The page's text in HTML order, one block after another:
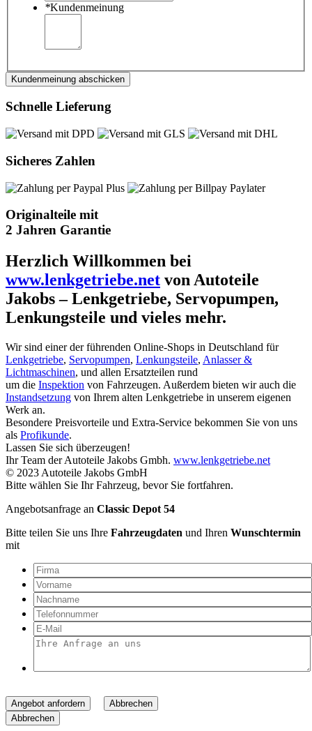
*Kundenmeinung
Kundenmeinung abschicken
Schnelle Lieferung
Sicheres Zahlen
Originalteile mit
2 Jahren Garantie
Herzlich Willkommen bei
www.lenkgetriebe.net von Autoteile
Jakobs – Lenkgetriebe, Servopumpen,
Lenkungsteile und vieles mehr.
Wir sind einer der führenden Online-Shops in Deutschland für
Lenkgetriebe, Servopumpen, Lenkungsteile, Anlasser &
Lichtmaschinen, und allen Ersatzteilen rund
um die Inspektion von Fahrzeugen. Außerdem bieten wir auch die
Instandsetzung von Ihrem alten Lenkgetriebe in unserem eigenen
Werk an.
Besondere Preisvorteile und Extra-Service bekommen Sie von uns
als Profikunde.
Lassen Sie sich überzeugen!
Ihr Team der Autoteile Jakobs Gmbh. www.lenkgetriebe.net
© 2023 Autoteile Jakobs GmbH
Bitte wählen Sie Ihr Fahrzeug, bevor Sie fortfahren.
Angebotsanfrage an Classic Depot 54
Bitte teilen Sie uns Ihre Fahrzeugdaten und Ihren Wunschtermin
mit
Angebot anfordern
Abbrechen
Abbrechen